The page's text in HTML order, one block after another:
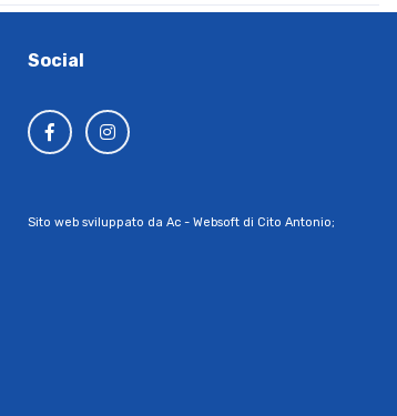
Social
Sito web sviluppato da Ac - Websoft di Cito Antonio;